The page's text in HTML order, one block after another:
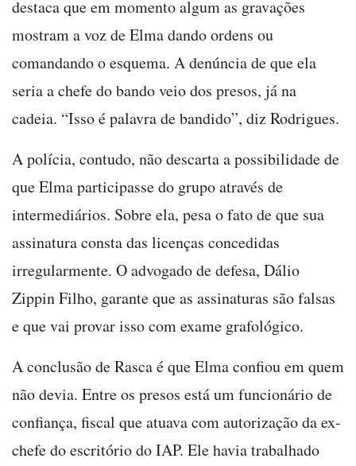
destaca que em momento algum as gravações
mostram a voz de Elma dando ordens ou
comandando o esquema. A denúncia de que ela
seria a chefe do bando veio dos presos, já na
cadeia. “Isso é palavra de bandido”, diz Rodrigues.
A polícia, contudo, não descarta a possibilidade de
que Elma participasse do grupo através de
intermediários. Sobre ela, pesa o fato de que sua
assinatura consta das licenças concedidas
irregularmente. O advogado de defesa, Dálio
Zippin Filho, garante que as assinaturas são falsas
e que vai provar isso com exame grafológico.
A conclusão de Rasca é que Elma confiou em quem
não devia. Entre os presos está um funcionário de
confiança, fiscal que atuava com autorização da ex-
chefe do escritório do IAP. Ele havia trabalhado